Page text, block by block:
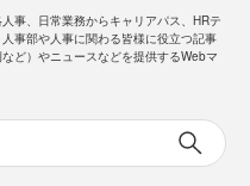
事、日常業務からキャリアパス、HRテ
事部や人事に関わる皆様に役立つ記事
など）やニュースなどを提供するWebマ